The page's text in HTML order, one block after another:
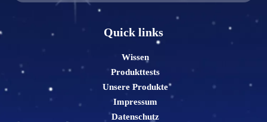
Quick links
Wissen
Produkttests
Unsere Produkte
Impressum
Datenschutz